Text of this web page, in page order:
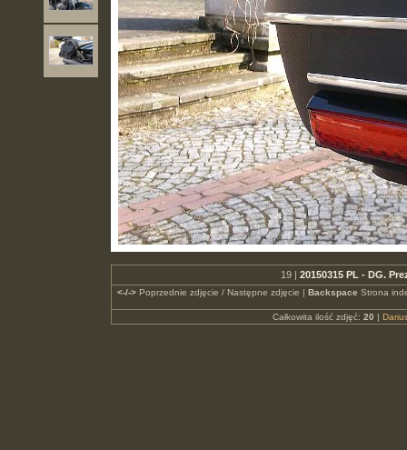
19 | 20150315 PL - DG.
<-/->Poprzednie zdjęcie / Następne zdjęcie | Backspace Strona
Całkowita ilość zdjęć: 20 |